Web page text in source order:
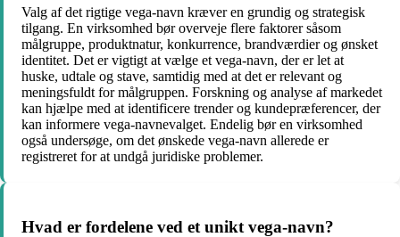
Valg af det rigtige vega-navn kræver en grundig og strategisk
tilgang. En virksomhed bør overveje flere faktorer såsom
målgruppe, produktnatur, konkurrence, brandværdier og ønsket
identitet. Det er vigtigt at vælge et vega-navn, der er let at
huske, udtale og stave, samtidig med at det er relevant og
meningsfuldt for målgruppen. Forskning og analyse af markedet
kan hjælpe med at identificere trender og kundepræferencer, der
kan informere vega-navnevalget. Endelig bør en virksomhed
også undersøge, om det ønskede vega-navn allerede er
registreret for at undgå juridiske problemer.
Hvad er fordelene ved et unikt vega-navn?